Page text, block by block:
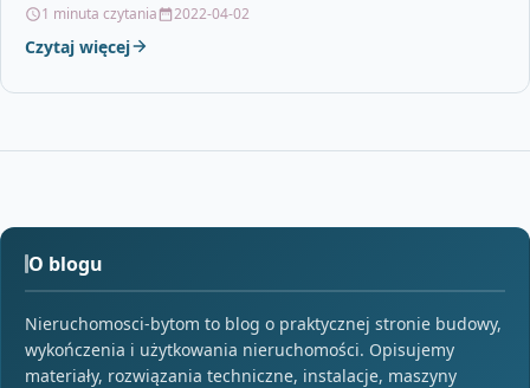
1 minuta czytania 2022-04-02
Czytaj więcej
O blogu
Nieruchomosci-bytom to blog o praktycznej stronie budowy,
wykończenia i użytkowania nieruchomości. Opisujemy
materiały, rozwiązania techniczne, instalacje, maszyny